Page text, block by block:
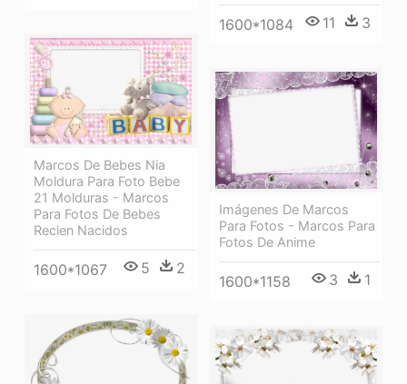
1600*1084 11 3
Marcos De Bebes Nia
Moldura Para Foto Bebe
21 Molduras - Marcos
Para Fotos De Bebes
Recien Nacidos
1600*1067 5 2
Imágenes De Marcos
Para Fotos - Marcos Para
Fotos De Anime
1600*1158 3 1